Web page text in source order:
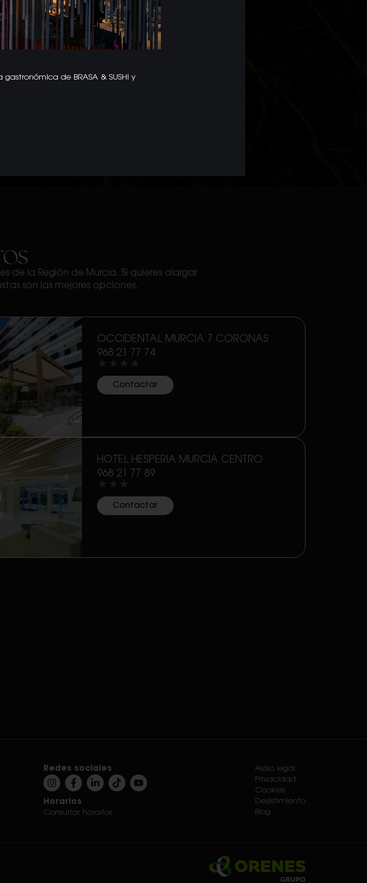
Contactar
de la Región de Murcia. Si quieres alargar
son las mejores opciones.
OCCIDENTAL MURCIA 7 CORONAS
968 21 77 74
****
Contactar
HOTEL HESPERIA MURCIA CENTRO
968 21 77 89
***
Contactar
Redes sociales
Horarios
Consultar horarios
Aviso legal
Privacidad
Cookies
Desistimiento
Blog
de BRASA & SUSHI y